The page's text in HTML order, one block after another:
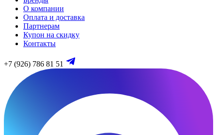
О компании
Оплата и доставка
Партнерам
Купон на скидку
Контакты
+7 (926) 786 81 51